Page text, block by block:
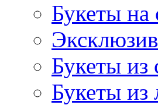
Букеты на
Букеты из
Букеты из